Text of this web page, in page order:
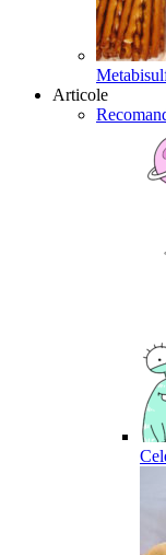
Articole